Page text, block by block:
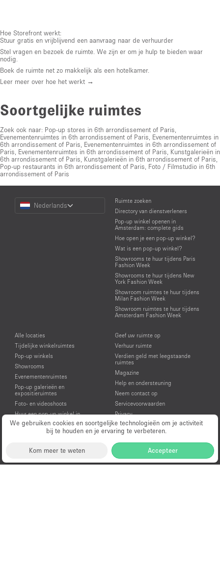
We gebruiken cookies en soortgelijke technologieën om je activiteit
bij te houden en je ervaring te verbeteren.
Kom meer te weten Accepteer
Hoe Storefront werkt:
Stuur gratis en vrijblijvend een aanvraag naar de verhuurder
Stel vragen en bezoek de ruimte. We zijn er om je hulp te bieden waar
nodig.
Boek de ruimte net zo makkelijk als een hotelkamer.
Leer meer over hoe het werkt →
Soortgelijke ruimtes
Zoek ook naar: Pop-up stores in 6th arrondissement of Paris
Evenementenruimtes in 6th arrondissement of Paris Evenementenruimtes in
6th arrondissement of Paris Evenementenruimtes in 6th arrondissement of
Paris Evenementenruimtes in 6th arrondissement of Paris Kunstgalerieën in
6th arrondissement of Paris Kunstgalerieën in 6th arrondissement of Paris
Pop-up restaurants in 6th arrondissement of Paris Foto / Filmstudio in 6th
arrondissement of Paris
Choose
Language
Nederlands
Ruimte zoeken
Directory van dienstverleners
Pop-up winkel openen in
Amsterdam: complete gids
Hoe open je een pop-up winkel?
Wat is een pop-up winkel?
Showrooms te huur tijdens Paris
Fashion Week
Showrooms te huur tijdens New
York Fashion Week
Showroom ruimtes te huur tijdens
Milan Fashion Week
Showroom ruimtes te huur tijdens
Amsterdam Fashion Week
Alle locaties
Tijdelijke winkelruimtes
Pop-up winkels
Showrooms
Evenementenruimtes
Pop-up galerieën en
expositieruimtes
Foto- en videoshoots
Huur een pop-up winkel in
Amsterdam
Huur een showroom in Amsterdam
Amsterdam
Geef uw ruimte op
Verhuur ruimte
Verdien geld met leegstaande
ruimtes
Magazine
Help en ondersteuning
Neem contact op
Servicevoorwaarden
Privacy